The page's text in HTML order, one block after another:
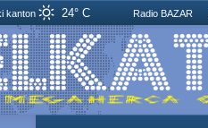
kanton 24° C Radio BAZAR